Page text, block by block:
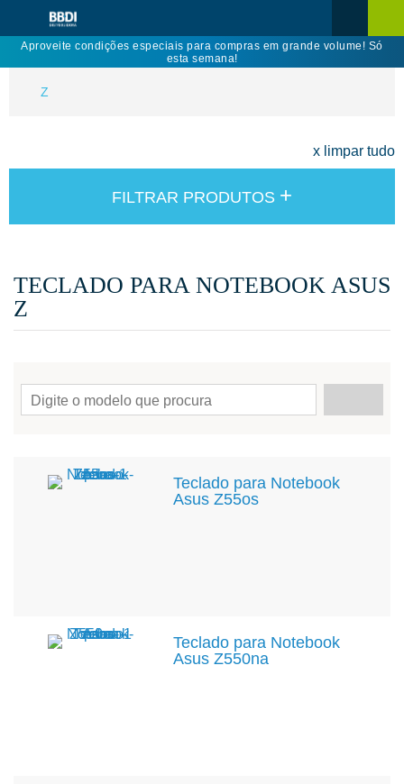
Aproveite condições especiais para compras em grande volume! Só
esta semana!
Z
x limpar tudo
FILTRAR PRODUTOS +
TECLADO PARA NOTEBOOK ASUS
Z
Teclado para Notebook
Asus Z55os
Teclado para Notebook
Asus Z550na